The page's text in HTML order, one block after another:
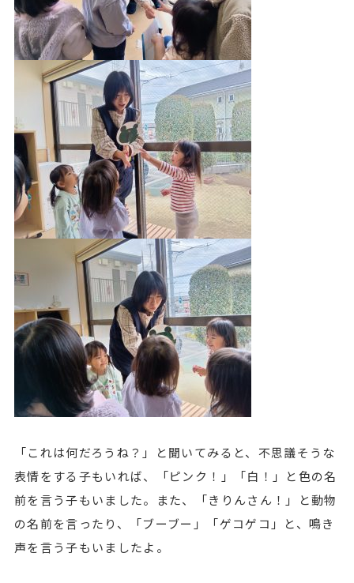
「これは何だろうね？」と聞いてみると、不思議そうな
表情をする子もいれば、「ピンク！」「白！」と色の名
前を言う子もいました。また、「きりんさん！」と動物
の名前を言ったり、「ブーブー」「ゲコゲコ」と、鳴き
声を言う子もいましたよ。